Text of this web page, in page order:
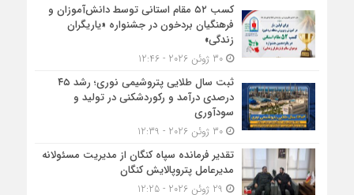
کسب ۵۲ مقام استانی توسط دانش‌آموزان و
فرهنگیان بردخون در جشنواره «یاریگران
زندگی»
30 ژوئن 2026 - 12:46
ثبت سال طلایی پتروشیمی نوری؛ رشد ۴۵
درصدی درآمد و رکوردشکنی در تولید و
سودآوری
30 ژوئن 2026 - 12:39
تقدیر فرمانده سپاه کنگان از مدیریت مسئولانه
مدیرعامل پتروپالایش کنگان